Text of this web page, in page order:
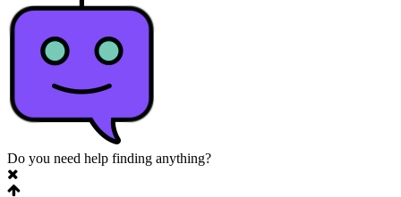
Do you need help finding anything?